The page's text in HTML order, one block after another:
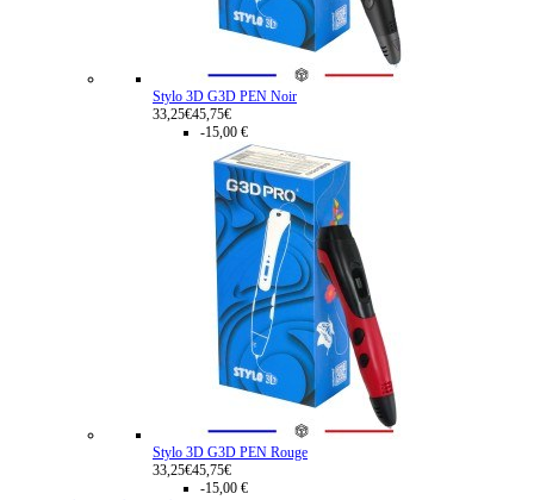
Stylo 3D G3D PEN Noir
33,25€45,75€
-15,00 €
Stylo 3D G3D PEN Rouge
33,25€45,75€
-15,00 €